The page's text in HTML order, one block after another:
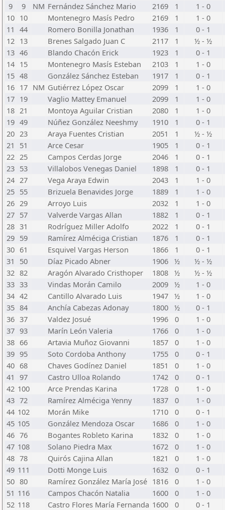
9
9 NM Fernández Sánchez Mario 2169 1
1 - 0
10 10 Montenegro Masís Pedro 2169 1
1 - 0
11 44 Romero Bonilla Jonathan 1936 1
0 - 1
12 13 Brenes Salgado Juan C 2117 1
½ - ½
13 46 Blando Chacón Erick 1923 1
0 - 1
14 15 Montenegro Masís Esteban 2103 1
1 - 0
15 48 González Sánchez Esteban 1917 1
0 - 1
16 17 NM Gutiérrez López Oscar 2099 1
1 - 0
17 19 Vaglio Mattey Emanuel 2099 1
1 - 0
18 21 Montoya Aguilar Cristian 2080 1
1 - 0
19 49 Núñez González Neeshmy 1910 1
0 - 1
20 23 Araya Fuentes Cristian 2051 1
½ - ½
21
51 Arce Cesar 1905 1
0 - 1
22 25 Campos Cerdas Jorge 2046 1
0 - 1
23 53 Villalobos Venegas Daniel 1898 1
0 - 1
24 27 Vega Araya Edwin 2043 1
1 - 0
25 55 Brizuela Benavides Jorge 1889 1
1 - 0
26 29 Arroyo Luis 2032 1
1 - 0
27 57 Valverde Vargas Allan 1882 1
0 - 1
28 31 Rodríguez Miller Adolfo 2022 1
0 - 1
29 59 Ramírez Alméciga Cristian 1876 1
0 - 1
30 61 Esquivel Vargas Herson 1866 1
0 - 1
31
50 Díaz Picado Abner 1906 ½
½ - ½
32 82 Aragón Alvarado Cristhoper 1808 ½
½ - ½
33 33 Vindas Morán Camilo 2009 ½
1 - 0
34 42 Cantillo Alvarado Luis 1947 ½
1 - 0
35 84 Anchía Cabezas Adonay 1800 ½
0 - 1
36 37 Valdez Josué 1996 0
1 - 0
37 93 Marín León Valeria 1766 0
1 - 0
38 66 Artavia Muñoz Giovanni 1857 0
1 - 0
39 95 Soto Cordoba Anthony 1755 0
0 - 1
40 68 Chaves Godínez Daniel 1851 0
1 - 0
41 97 Castro Ulloa Rolando 1742 0
0 - 1
42 100 Arce Prendas Karina 1728 0
1 - 0
43 72 Ramírez Alméciga Yenny 1837 0
1 - 0
44 102 Morán Mike 1710 0
0 - 1
45 105 González Mendoza Oscar 1686 0
1 - 0
46 76 Bogantes Robleto Karina 1832 0
1 - 0
47 108 Solano Piedra Max 1672 0
1 - 0
48 78 Quirós Cajina Allan 1821 0
1 - 0
49 111 Dotti Monge Luis 1632 0
0 - 1
50 80 Ramírez González María José 1816 0
1 - 0
51 116 Campos Chacón Natalia 1600 0
1 - 0
52 118 Castro Flores María Fernanda 1600 0
0 - 1